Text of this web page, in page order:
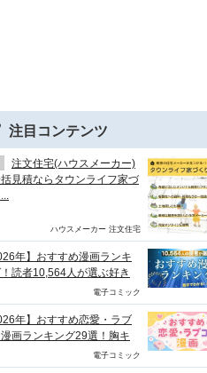
注目コンテンツ
注文住宅(ハウスメーカー)
見積ならタウンライフ家づ
ハウスメーカー 注文住宅
年】おすすめ漫画ランキ
読者10,564人が選ぶ好き
電子コミック
年】おすすめ恋愛・ラブ
画ランキング29選！胸キ
電子コミック